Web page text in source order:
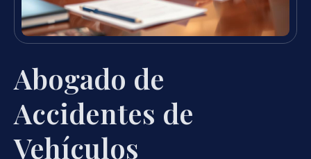
Abogado de
Accidentes de
Vehículos